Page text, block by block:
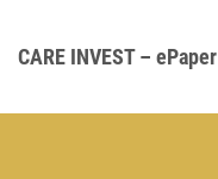
CARE INVEST – ePaper